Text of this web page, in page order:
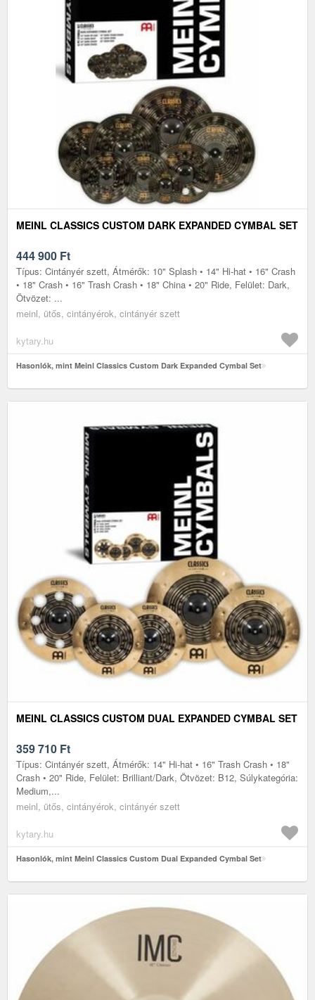
MEINL CLASSICS CUSTOM DARK EXPANDED CYMBAL SET
444 900 Ft
Típus: Cintányér szett, Átmérők: 10" Splash • 14" Hi-hat • 16" Crash
• 18" Crash • 16" Trash Crash • 18" China • 20" Ride, Felület: Dark,
Ötvözet: ...
meinl, ütős, cintányérok, cintányér szett
kytary.hu
Hasonlók, mint Meinl Classics Custom Dark Expanded Cymbal Set
MEINL CLASSICS CUSTOM DUAL EXPANDED CYMBAL SET
359 710 Ft
Típus: Cintányér szett, Átmérők: 14" Hi-hat • 16" Trash Crash • 18"
Crash • 20" Ride, Felület: Brilliant/Dark, Ötvözet: B12, Súlykategória:
Medium,...
meinl, ütős, cintányérok, cintányér szett
kytary.hu
Hasonlók, mint Meinl Classics Custom Dual Expanded Cymbal Set